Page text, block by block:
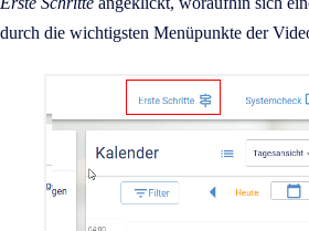
durch die wichtigsten Menüpunkte der